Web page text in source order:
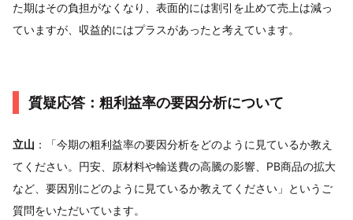
た期はその負担がなくなり、表面的には割引を止めて売上は減っ
ていますが、収益的にはプラスがあったと考えています。
質疑応答：粗利益率の要因分析について
立山 ：「今期の粗利益率の要因分析をどのように見ているか教え
てください。円安、原材料や輸送費の高騰の影響、PB商品の拡大
など、要因別にどのように見ているか教えてください」というご
質問をいただいています。